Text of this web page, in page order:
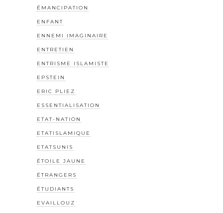
ÉMANCIPATION
ENFANT
ENNEMI IMAGINAIRE
ENTRETIEN
ENTRISME ISLAMISTE
EPSTEIN
ERIC PLIEZ
ESSENTIALISATION
ETAT-NATION
ETATISLAMIQUE
ETATSUNIS
ÉTOILE JAUNE
ÉTRANGERS
ÉTUDIANTS
EVAILLOUZ